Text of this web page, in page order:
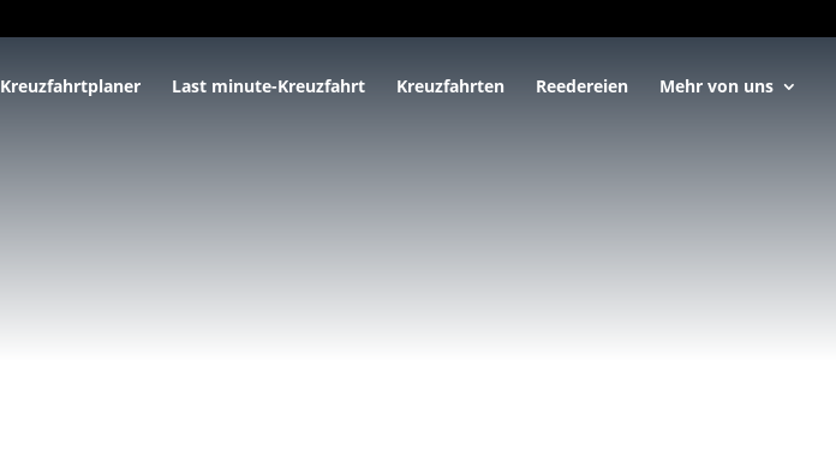
Kreuzfahrtplaner Last minute-Kreuzfahrt Kreuzfahrten Reedereien Mehr von uns